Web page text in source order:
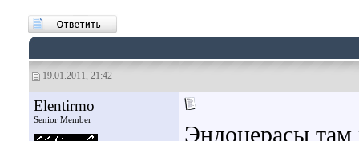
19.01.2011, 21:42
Elentirmo
Senior Member
Эндоцерасы там